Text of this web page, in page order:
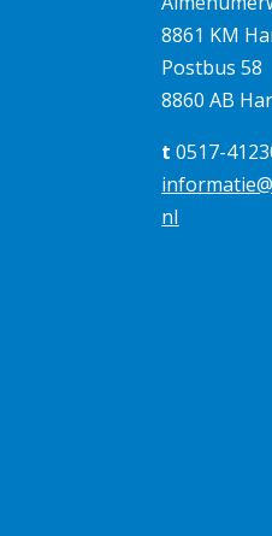
8861 KM
Postbus 58
8860 AB
t 0517-
nl